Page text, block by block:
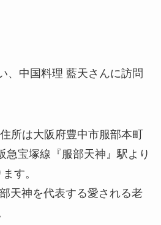
、中国料理 藍天さんに訪問
所は大阪府豊中市服部本町
急宝塚線『服部天神』駅より
す。
天神を代表する愛される老